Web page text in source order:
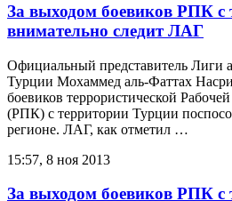
За выходом боевиков РПК с
внимательно следит ЛАГ
Официальный представитель Лиги
Турции Мохаммед аль-Фаттах
боевиков террористической
(РПК) с территории Турции
регионе. ЛАГ, как отметил …
15:57, 8 ноя 2013
За выходом боевиков РПК с